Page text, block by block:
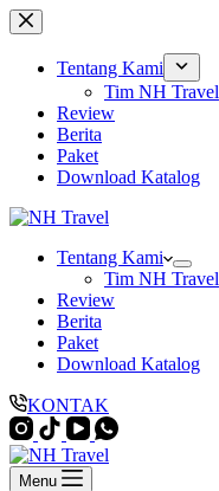
Skip
to
contentTentang Kami
Tim NH Travel
Review
Berita
Paket
Download Katalog
Tentang Kami
Tim NH Travel
Review
Berita
Paket
Download Katalog
KONTAK
Menu